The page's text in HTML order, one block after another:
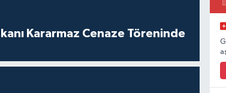
Kararmaz Cenaze Töreninde